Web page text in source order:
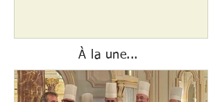
programme de notre prochain Dîner
Amical à la frontière italienne autour
de mets délicieux de la cuisine
ligurienne. Nous avons opté pour un
À la une...